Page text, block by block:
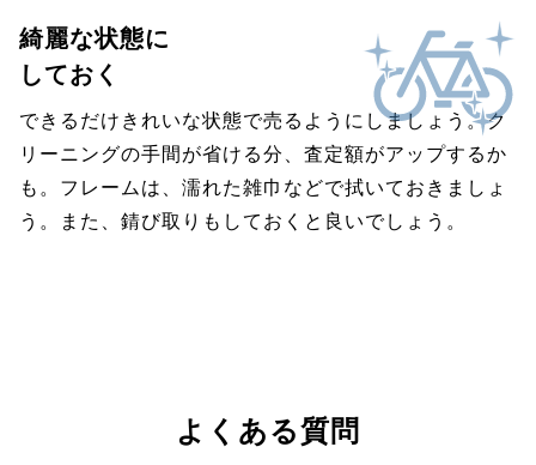
綺麗な状態に
しておく
できるだけきれいな状態で売るようにしましょう。ク
リーニングの手間が省ける分、査定額がアップするか
も。フレームは、濡れた雑巾などで拭いておきましょ
う。また、錆び取りもしておくと良いでしょう。
よくある質問